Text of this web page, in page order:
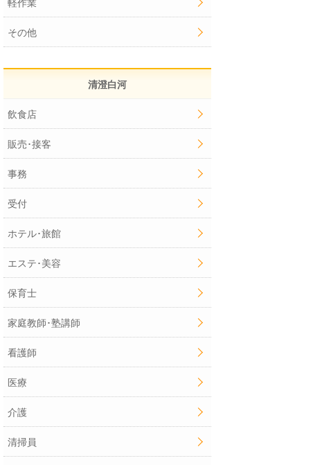
軽作業
その他
清澄白河
飲食店
販売･接客
事務
受付
ホテル･旅館
エステ･美容
保育士
家庭教師･塾講師
看護師
医療
介護
清掃員